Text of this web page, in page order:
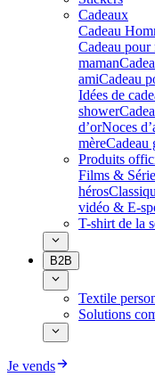
Cadeaux
Cadeau
Cadeau pour
maman
amiCadeau
Idées de
shower
d’orNoces
mèreCadeau
Produits
Films &
héros
vidéo & E-
T-shirt de la
B2B
Textile
Solutions
Je vends